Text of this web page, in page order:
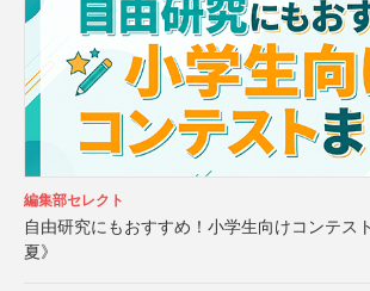
編集部セレクト
自由研究にもおすすめ！小学生向けコンテス
夏》